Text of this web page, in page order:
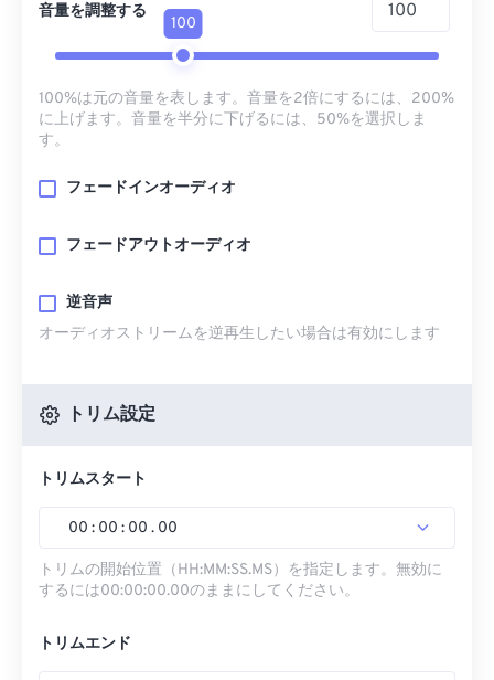
音量を調整する
100
100%は元の音量を表します。音量を2倍にするには、200%
に上げます。音量を半分に下げるには、50%を選択しま
す。
フェードインオーディオ
フェードアウトオーディオ
逆音声
オーディオストリームを逆再生したい場合は有効にします
トリム設定
トリムスタート
00 : 00 : 00 . 00
トリムの開始位置（HH:MM:SS.MS）を指定します。無効に
するには00:00:00.00のままにしてください。
トリムエンド